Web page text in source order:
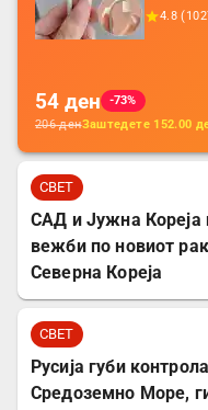
4.8 (
54 ден
-73%
206денЗаштедете 152.00
СВЕТ
САД и Јужна Кореја
вежби по новиот
Северна Кореја
СВЕТ
Русија губи
Средоземно Море,